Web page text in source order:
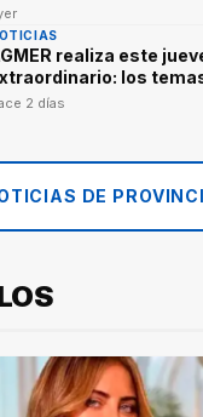
realiza este
los
2 días
DE